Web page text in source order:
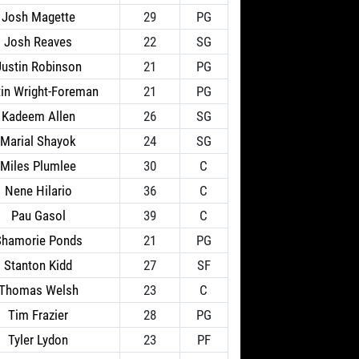
Josh Magette 29
PG
Josh Reaves
22
SG
Robinson
21
PG
Wright-Foreman
21
PG
Kadeem Allen
26
SG
Marial Shayok
24
SG
Miles Plumlee
30
C
Nene Hilario
36
C
Pau Gasol
39
C
Ponds
21
PG
Stanton Kidd
27
SF
Welsh
23
C
Tim Frazier
28
PG
Tyler Lydon
23
PF